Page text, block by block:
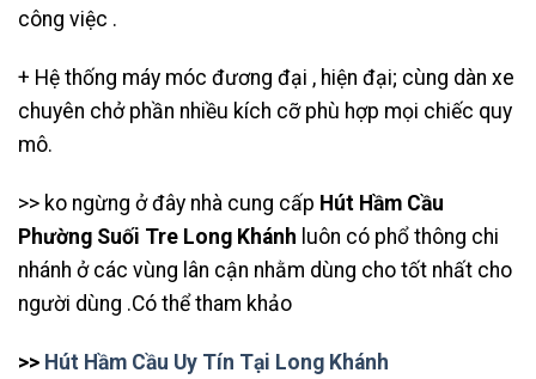
công việc .
+ Hệ thống máy móc đương đại , hiện đại; cùng dàn xe
chuyên chở phần nhiều kích cỡ phù hợp mọi chiếc quy
mô.
>> ko ngừng ở đây nhà cung cấp Hút Hầm Cầu
Phường Suối Tre Long Khánh luôn có phổ thông chi
nhánh ở các vùng lân cận nhằm dùng cho tốt nhất cho
người dùng .Có thể tham khảo
>> Hút Hầm Cầu Uy Tín Tại Long Khánh